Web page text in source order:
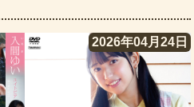
2026年04月24日